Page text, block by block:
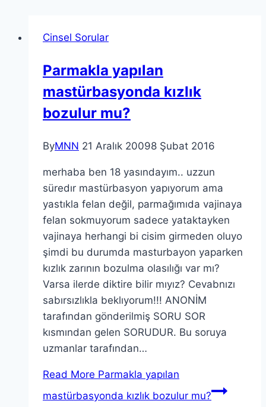
Cinsel Sorular
Parmakla yapılan
mastürbasyonda kızlık
bozulur mu?
ByMNN 21 Aralık 20098 Şubat 2016
merhaba ben 18 yasındayım.. uzzun
süredır mastürbasyon yapıyorum ama
yastıkla felan değil, parmağımıda vajinaya
felan sokmuyorum sadece yataktayken
vajinaya herhangi bi cisim girmeden oluyo
şimdi bu durumda masturbayon yaparken
kızlık zarının bozulma olasılığı var mı?
Varsa ilerde diktire bilir mıyız? Cevabnızı
sabırsızlıkla beklıyorum!!! ANONİM
tarafından gönderilmiş SORU SOR
kısmından gelen SORUDUR. Bu soruya
uzmanlar tarafından…
Read More Parmakla yapılan
mastürbasyonda kızlık bozulur mu?